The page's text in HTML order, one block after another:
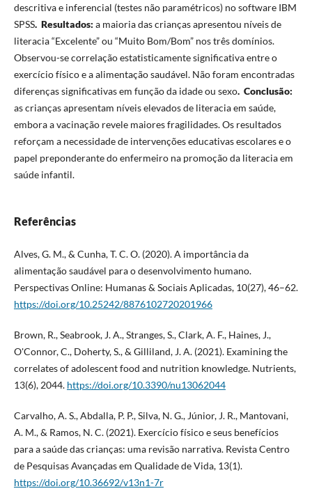
descritiva e inferencial (testes não paramétricos) no software IBM
SPSS. Resultados: a maioria das crianças apresentou níveis de
literacia “Excelente” ou “Muito Bom/Bom” nos três domínios.
Observou-se correlação estatisticamente significativa entre o
exercício físico e a alimentação saudável. Não foram encontradas
diferenças significativas em função da idade ou sexo. Conclusão:
as crianças apresentam níveis elevados de literacia em saúde,
embora a vacinação revele maiores fragilidades. Os resultados
reforçam a necessidade de intervenções educativas escolares e o
papel preponderante do enfermeiro na promoção da literacia em
saúde infantil.
Referências
Alves, G. M., & Cunha, T. C. O. (2020). A importância da
alimentação saudável para o desenvolvimento humano.
Perspectivas Online: Humanas & Sociais Aplicadas, 10(27), 46–62.
https://doi.org/10.25242/8876102720201966
Brown, R., Seabrook, J. A., Stranges, S., Clark, A. F., Haines, J.,
O'Connor, C., Doherty, S., & Gilliland, J. A. (2021). Examining the
correlates of adolescent food and nutrition knowledge. Nutrients,
13(6), 2044. https://doi.org/10.3390/nu13062044
Carvalho, A. S., Abdalla, P. P., Silva, N. G., Júnior, J. R., Mantovani,
A. M., & Ramos, N. C. (2021). Exercício físico e seus benefícios
para a saúde das crianças: uma revisão narrativa. Revista Centro
de Pesquisas Avançadas em Qualidade de Vida, 13(1).
https://doi.org/10.36692/v13n1-7r